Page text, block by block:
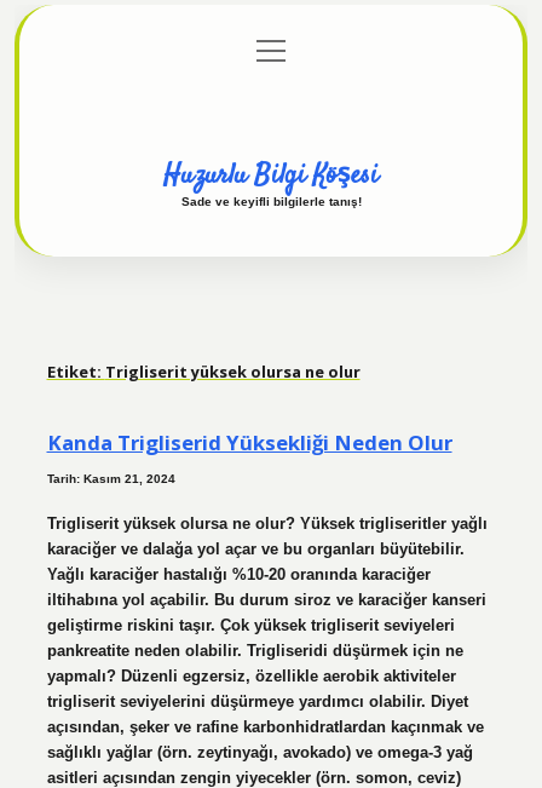
Gizlilik Politikası
menüyü
aç
Huzurlu Bilgi Köşesi
Sade ve keyifli bilgilerle tanış!
Etiket: Trigliserit yüksek olursa ne olur
Kanda Trigliserid Yüksekliği Neden Olur
Tarih: Kasım 21, 2024
Trigliserit yüksek olursa ne olur? Yüksek trigliseritler yağlı
karaciğer ve dalağa yol açar ve bu organları büyütebilir.
Yağlı karaciğer hastalığı %10-20 oranında karaciğer
iltihabına yol açabilir. Bu durum siroz ve karaciğer kanseri
geliştirme riskini taşır. Çok yüksek trigliserit seviyeleri
pankreatite neden olabilir. Trigliseridi düşürmek için ne
yapmalı? Düzenli egzersiz, özellikle aerobik aktiviteler
trigliserit seviyelerini düşürmeye yardımcı olabilir. Diyet
açısından, şeker ve rafine karbonhidratlardan kaçınmak ve
sağlıklı yağlar (örn. zeytinyağı, avokado) ve omega-3 yağ
asitleri açısından zengin yiyecekler (örn. somon, ceviz)